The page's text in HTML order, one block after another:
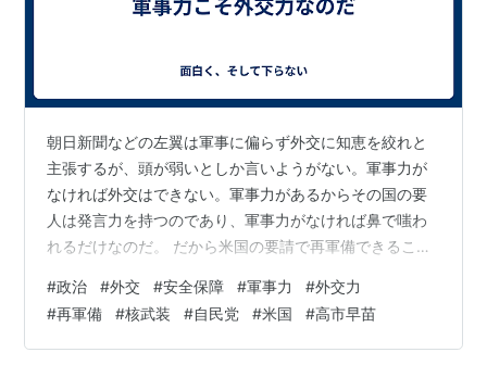
それは潜在敵国の国土に、耐えがたいほどの打撃
ないということだ。
http://www.ambafrance-
jp.org/IMG/pdf/Dissuation.pdf
上記が核抑止の基本理念である。陸上配備ミサイルや航
空機が先制攻撃に対して脆弱性を持つ以上、実際には潜
朝日新聞などの左翼は軍事に偏らず外交に知恵を絞れと
主張するが、頭が弱いとしか言いようがない。軍事力が
なければ外交はできない。軍事力があるからその国の要
人は発言力を持つのであり、軍事力がなければ鼻で嗤わ
れるだけなのだ。 だから米国の要請で再軍備できること
より軍事力を強化できるのだから、支那、ロシア、北朝
鮮が喚いても蛙の面に小便だ。意味はない。 ～～引用こ
こから～～ www.sankei.com 【ワシントン＝本間英士】
#政治 #外交 #安全保障 #軍事力 #外交力
#再軍備 #核武装 #自民党 #米国 #高市早苗